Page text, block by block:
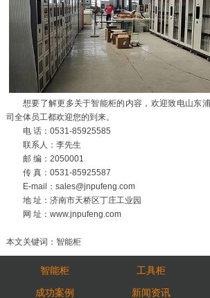
想要了解更多关于智能柜的内容，欢迎致电山东
司全体员工都欢迎您的到来。
电 话：0531-85925585
联系人：李先生
邮 编：2050001
传 真：0531-85925587
E-mail：sales@jnpufeng.com
地 址：济南市天桥区丁庄工业园
网 址：www.jnpufeng.com
本文关键词：智能柜
智能柜 工具柜
成功案例
新闻资讯